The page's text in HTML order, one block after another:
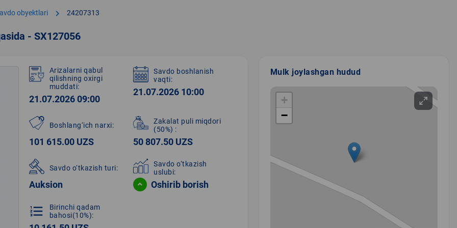
obyektlari chevron_right 24207313
- SX127056
Arizalarni qabul
qilishning oxirgi
muddati:
21.07.2026 09:00
Savdo boshlanish
vaqti:
21.07.2026 10:00
Boshlang‘ich narxi:
101 615.00 UZS
Zakalat puli miqdori
(50%) :
50 807.50 UZS
Savdo o‘tkazish turi:
Auksion
Savdo o‘tkazish
uslubi:
Oshirib borish
format_list_numbered
Birinchi qadam
bahosi(10%):
Mulk joylashgan hudud
+
−